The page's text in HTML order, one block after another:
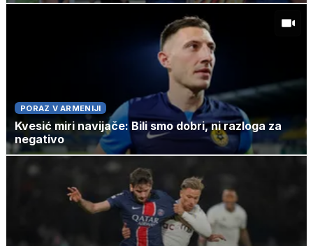
PORAZ V ARMENIJI
Kvesić miri navijače: Bili smo dobri, ni razloga za
negativo